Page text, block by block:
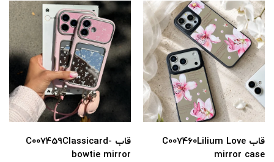
قاب C007460Lilium Love
mirror case
قاب C007459Classicard-
bowtie mirror